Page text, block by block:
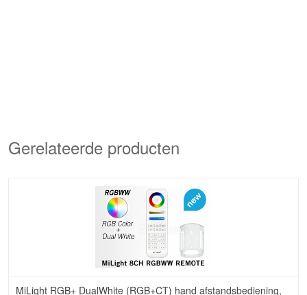
Gerelateerde producten
MiLight RGB+ DualWhite (RGB+CT) hand afstandsbediening,